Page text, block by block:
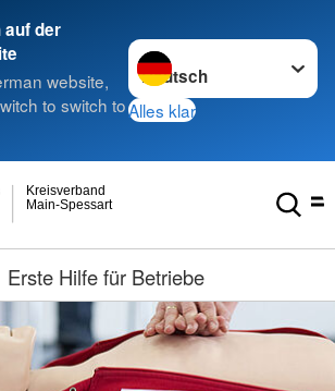
auf der
website,
to switch to
Sprache wechseln zu
Alles klar
Main-Spessart
Kreisverband
Erste Hilfe für Betriebe